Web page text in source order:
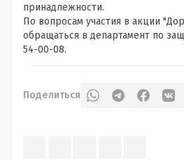
принадлежности.
По вопросам участия в акции
обращаться в департамент по
54-00-08.
Поделиться